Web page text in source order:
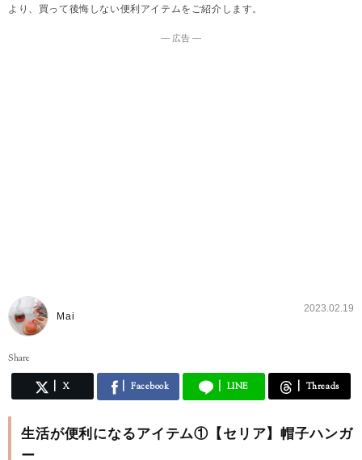
より、買って後悔しない便利アイテムをご紹介します。
― 広告 ―
Mai
2023.02.19
Share
X Facebook LINE Threads
生活が便利になるアイテム①【セリア】帽子ハンガ
ー